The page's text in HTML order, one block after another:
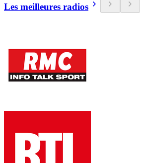
Les meilleures radios